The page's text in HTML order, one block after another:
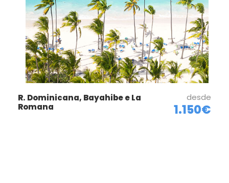
R. Dominicana, Bayahibe e La
Romana
desde
1.150€